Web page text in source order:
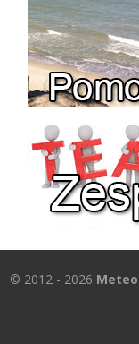
© 2012 - 2026